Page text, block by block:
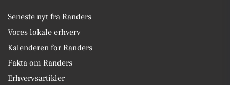
Seneste nyt fra Randers
Vores lokale erhverv
Kalenderen for Randers
Fakta om Randers
Erhvervsartikler